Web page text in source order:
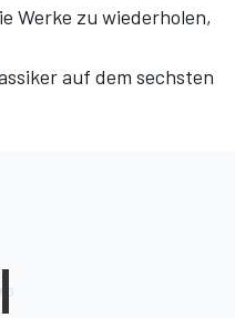
Werke zu wiederholen,
auf dem sechsten